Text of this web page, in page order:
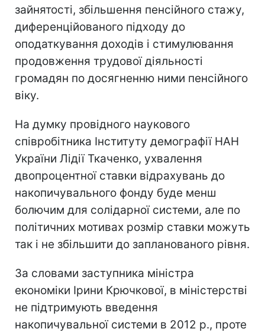
зайнятості, збільшення пенсійного стажу,
диференційованого підходу до
оподаткування доходів і стимулювання
продовження трудової діяльності
громадян по досягненню ними пенсійного
віку.
На думку провідного наукового
співробітника Інституту демографії НАН
України Лідії Ткаченко, ухвалення
двопроцентної ставки відрахувань до
накопичувального фонду буде менш
болючим для солідарної системи, але по
політичних мотивах розмір ставки можуть
так і не збільшити до запланованого рівня.
За словами заступника міністра
економіки Ірини Крючкової, в міністерстві
не підтримують введення
накопичувальної системи в 2012 р., проте